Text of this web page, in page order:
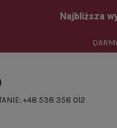
+48 538 358 012